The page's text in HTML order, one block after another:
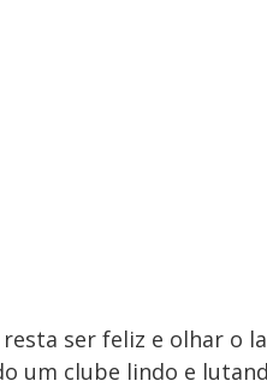
ser feliz e olhar o
um clube lindo e